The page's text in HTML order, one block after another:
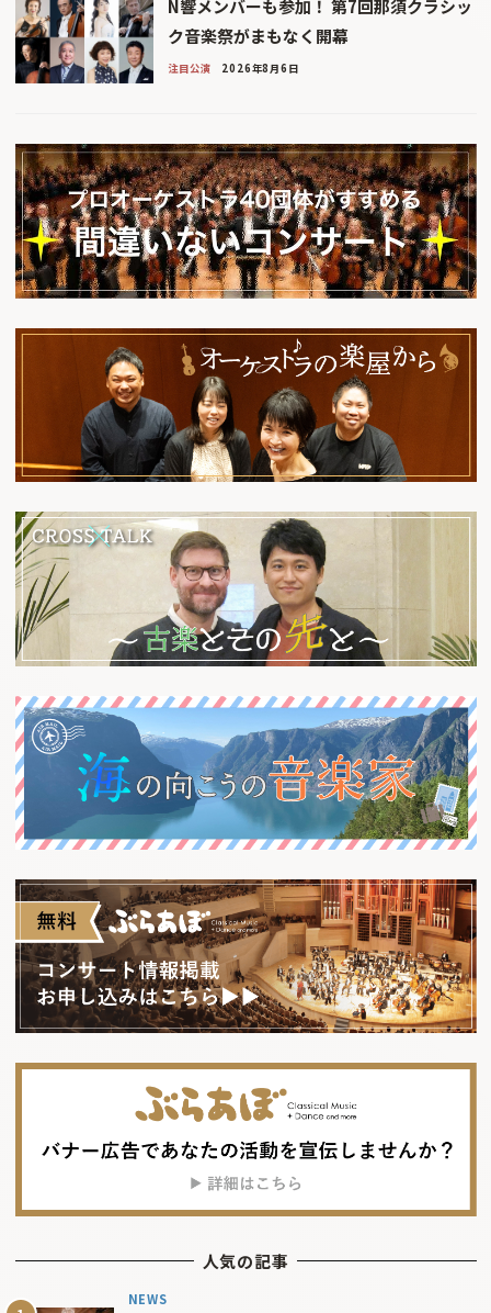
N響メンバーも参加！ 第7回那須クラシッ
ク音楽祭がまもなく開幕
注目公演 2026年8月6日
人気の記事
NEWS